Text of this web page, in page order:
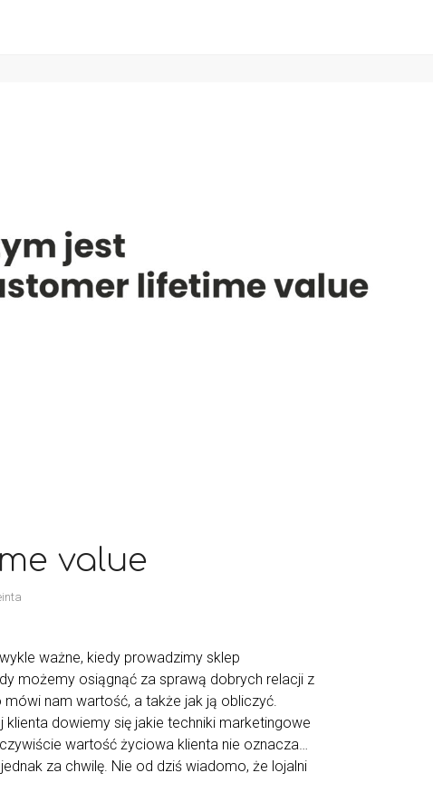
value
ważne, kiedy prowadzimy sklep
możemy osiągnąć za sprawą dobrych relacji z
nam wartość, a także jak ją obliczyć.
dowiemy się jakie techniki marketingowe
wartość życiowa klienta nie oznacza…
za chwilę. Nie od dziś wiadomo, że lojalni